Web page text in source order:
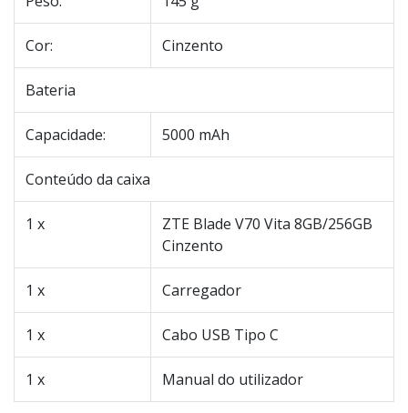
Cor: Cinzento
Bateria
Capacidade: 5000 mAh
Conteúdo da caixa
1 x
ZTE Blade V70 Vita 8GB/256GB
Cinzento
1 x Carregador
1 x Cabo USB Tipo C
1 x Manual do utilizador